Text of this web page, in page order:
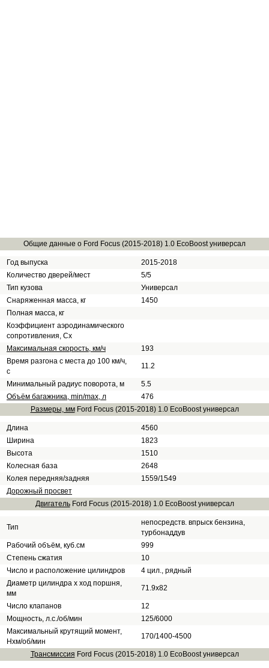
Общие данные о Ford Focus (2015-2018) 1.0 EcoBoost универсал
Год выпуска
2015-2018
Количество дверей/мест
5/5
Тип кузова
Универсал
Снаряженная масса, кг
1450
Полная масса, кг
Коэффициент аэродинамического
сопротивления, Сх
Максимальная скорость, км/ч
193
Время разгона с места до 100 км/ч,
с
11.2
Минимальный радиус поворота, м
5.5
Объём багажника, min/max, л
476
Размеры, ммFord Focus (2015-2018) 1.0 EcoBoost универсал
Длина
4560
Ширина
1823
Высота
1510
Колесная база
2648
Колея передняя/задняя
1559/1549
Дорожный просвет
ДвигательFord Focus (2015-2018) 1.0 EcoBoost универсал
Тип
непосредств. впрыск бензина,
турбонаддув
Рабочий объём, куб.см
999
Степень сжатия
10
Число и расположение цилиндров
4 цил., рядный
Диаметр цилиндра х ход поршня,
мм
71.9x82
Число клапанов
12
Мощность, л.с./об/мин
125/6000
Максимальный крутящий момент,
Нхм/об/мин
170/1400-4500
Трансмиссия Ford Focus (2015-2018) 1.0 EcoBoost универсал